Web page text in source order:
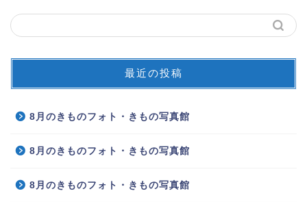
最近の投稿
8月のきものフォト・きもの写真館
8月のきものフォト・きもの写真館
8月のきものフォト・きもの写真館